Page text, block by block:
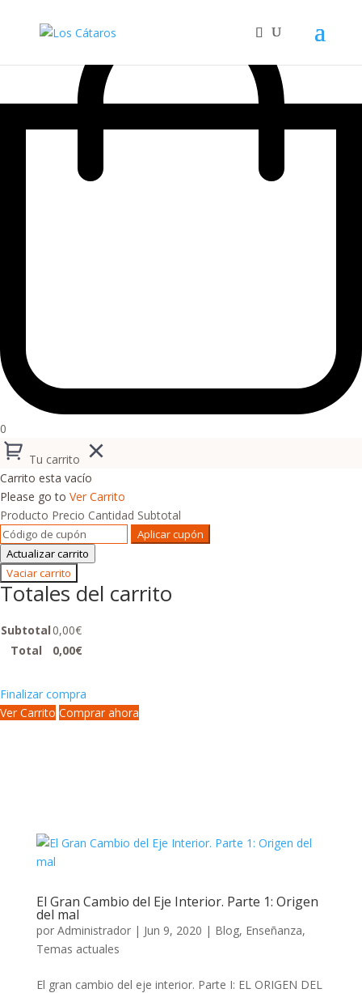
0
Tu carrito
Carrito esta vacío
Please go to Ver Carrito
Producto Precio Cantidad Subtotal
Aplicar cupón
Actualizar carrito
Vaciar carrito
Totales del carrito
Subtotal0,00€
Total
0,00€
Finalizar compra
Ver Carrito Comprar ahora
El Gran Cambio del Eje Interior. Parte 1: Origen
del mal
por Administrador| Jun 9, 2020 | Blog, Enseñanza,
Temas actuales
El gran cambio del eje interior. Parte I: EL ORIGEN DEL